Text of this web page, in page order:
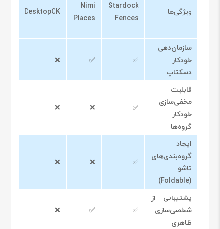
ویژگی‌ها
Stardock
Fences
Nimi
Places
DesktopOK
سازمان‌دهی
خودکار
دسکتاپ
✅
✅
❌
قابلیت
مخفی‌سازی
خودکار
گروه‌ها
✅
❌
❌
ایجاد
گروه‌بندی‌های
تاشو
(Foldable)
✅
❌
❌
پشتیبانی از
شخصی‌سازی
ظاهری
✅
✅
❌